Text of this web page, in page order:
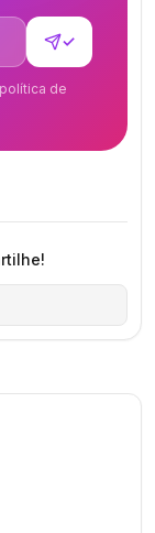
✓
de